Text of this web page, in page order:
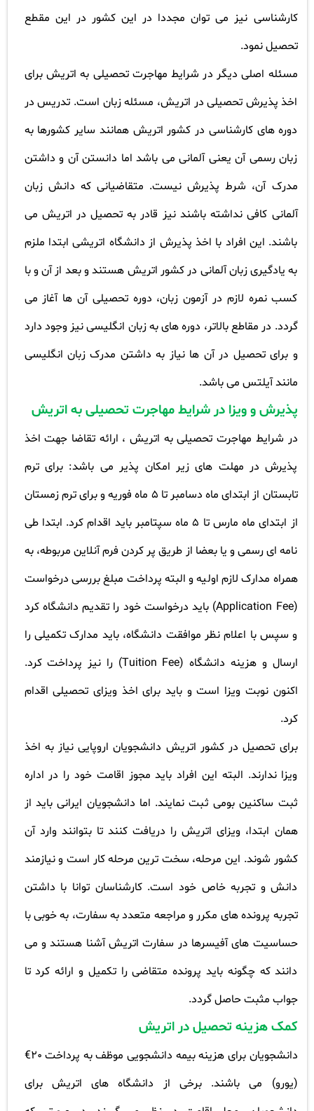
کارشناسی نیز می توان مجددا در این کشور در این مقطع
تحصیل نمود.
مسئله اصلی دیگر در شرایط مهاجرت تحصیلی به اتریش برای
اخذ پذیرش تحصیلی در اتریش، مسئله زبان است. تدریس در
دوره های کارشناسی در کشور اتریش همانند سایر کشورها به
زبان رسمی آن یعنی آلمانی می باشد اما دانستن آن و داشتن
مدرک آن، شرط پذیرش نیست. متقاضیانی که دانش زبان
آلمانی کافی نداشته باشند نیز قادر به تحصیل در اتریش می
باشند. این افراد با اخذ پذیرش از دانشگاه اتریشی ابتدا ملزم
به یادگیری زبان آلمانی در کشور اتریش هستند و بعد از آن و با
کسب نمره لازم در آزمون زبان، دوره تحصیلی آن ها آغاز می
گردد. در مقاطع بالاتر، دوره های به زبان انگلیسی نیز وجود دارد
و برای تحصیل در آن ها نیاز به داشتن مدرک زبان انگلیسی
مانند آیلتس می باشد.
پذیرش و ویزا در شرایط مهاجرت تحصیلی به اتریش
در شرایط مهاجرت تحصیلی به اتریش ، ارائه تقاضا جهت اخذ
پذیرش در مهلت های زیر امکان پذیر می باشد: برای ترم
تابستان از ابتدای ماه دسامبر تا 5 ماه فوریه و برای ترم زمستان
از ابتدای ماه مارس تا 5 ماه سپتامبر باید اقدام کرد. ابتدا طی
نامه ای رسمی و یا بعضا از طریق پر کردن فرم آنلاین مربوطه، به
همراه مدارک لازم اولیه و البته پرداخت مبلغ بررسی درخواست
(Application Fee)
باید درخواست خود را تقدیم دانشگاه کرد
و سپس با اعلام نظر موافقت دانشگاه، باید مدارک تکمیلی را
ارسال و هزینه دانشگاه(Tuition Fee)
را نیز پرداخت کرد.
اکنون نوبت ویزا است و باید برای اخذ ویزای تحصیلی اقدام
کرد.
برای تحصیل در کشور اتریش دانشجویان اروپایی نیاز به اخذ
ویزا ندارند. البته این افراد باید مجوز اقامت خود را در اداره
ثبت ساکنین بومی ثبت نمایند. اما دانشجویان ایرانی باید از
همان ابتدا، ویزای اتریش را دریافت کنند تا بتوانند وارد آن
کشور شوند. این مرحله، سخت ترین مرحله کار است و نیازمند
دانش و تجربه خاص خود است. کارشناسان توانا با داشتن
تجربه پرونده های مکرر و مراجعه متعدد به سفارت، به خوبی با
حساسیت های آفیسرها در سفارت اتریش آشنا هستند و می
دانند که چگونه باید پرونده متقاضی را تکمیل و ارائه کرد تا
جواب مثبت حاصل گردد.
کمک هزینه تحصیل در اتریش
دانشجویان برای هزینه بیمه دانشجویی موظف به پرداخت 20€
(یورو) می باشند. برخی از دانشگاه های اتریش برای